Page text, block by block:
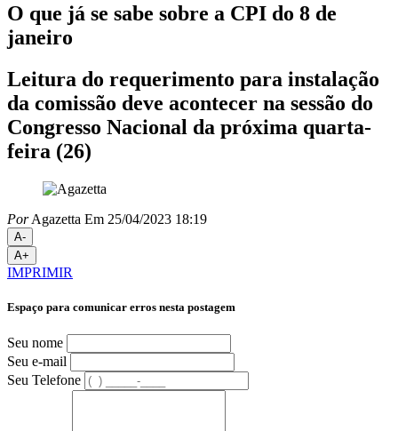
O que já se sabe sobre a CPI do 8 de
janeiro
Leitura do requerimento para instalação
da comissão deve acontecer na sessão do
Congresso Nacional da próxima quarta-
feira (26)
PorAgazetta Em 25/04/2023 18:19
A-
A+
IMPRIMIR
Espaço para comunicar erros nesta postagem
Seu nome
Seu e-mail
Seu Telefone